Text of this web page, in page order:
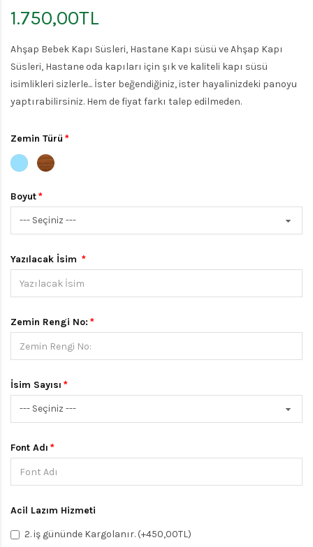
1.750,00TL
Ahşap Bebek Kapı Süsleri, Hastane Kapı süsü ve Ahşap Kapı
Süsleri, Hastane oda kapıları için şık ve kaliteli kapı süsü
isimlikleri sizlerle... İster beğendiğiniz, ister hayalinizdeki panoyu
yaptırabilirsiniz. Hem de fiyat farkı talep edilmeden.
Zemin Türü
Boyut
Yazılacak İsim
Zemin Rengi No:
İsim Sayısı
Font Adı
Acil Lazım Hizmeti
2. iş gününde Kargolanır. (+450,00TL)